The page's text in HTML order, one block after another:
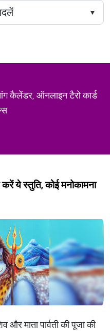
कैलेंडर, ऑनलाइन टैरो कार्ड
ये स्तुति, कोई मनोकामना
माता पार्वती की पूजा की